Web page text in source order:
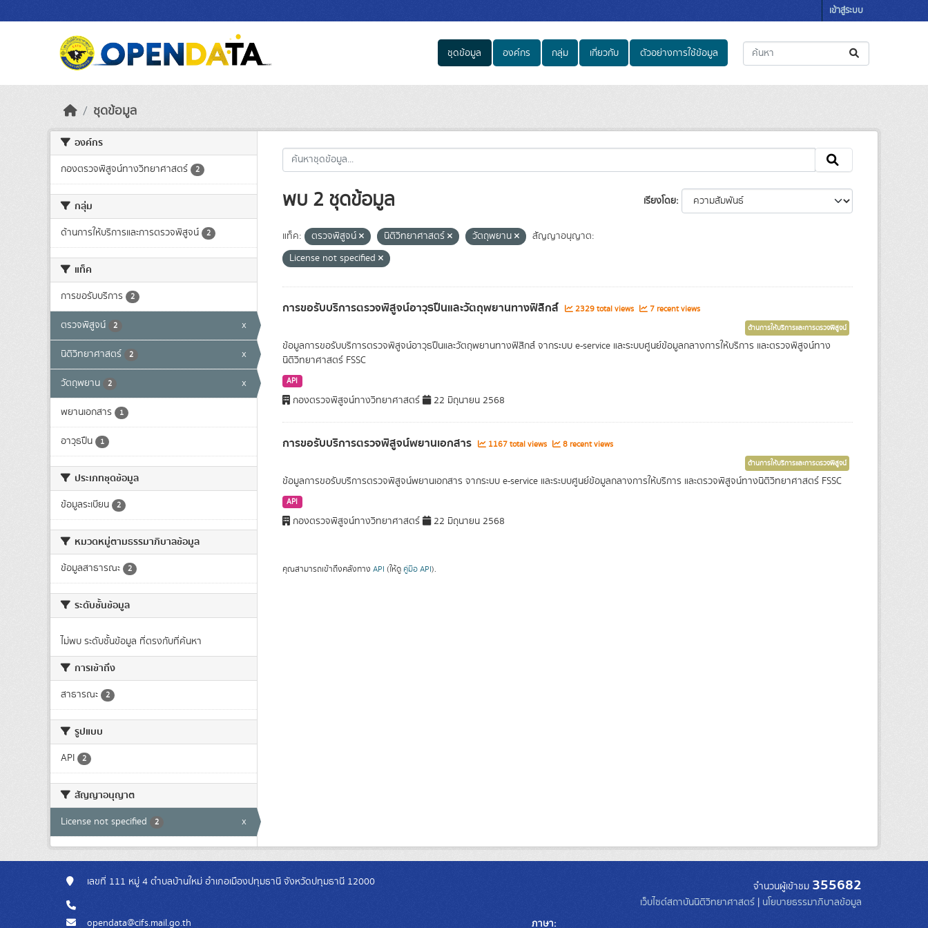
เข้าสู่ระบบ
ชุดข้อมูล องค์กร กลุ่ม เกี่ยวกับ ตัวอย่างการใช้ข้อมูล
ชุดข้อมูล
องค์กร
กองตรวจพิสูจน์ทางวิทยาศาสตร์ 2
กลุ่ม
ด้านการให้บริการและการตรวจพิสูจน์ 2
แท็ค
การขอรับบริการ 2
ตรวจพิสูจน์ 2 x
นิติวิทยาศาสตร์ 2 x
วัตถุพยาน 2 x
พยานเอกสาร 1
อาวุธปืน 1
ประเภทชุดข้อมูล
ข้อมูลระเบียน 2
หมวดหมู่ตามธรรมาภิบาลข้อมูล
ข้อมูลสาธารณะ 2
ระดับชั้นข้อมูล
ไม่พบ ระดับชั้นข้อมูล ที่ตรงกับที่ค้นหา
การเข้าถึง
สาธารณะ 2
รูปแบบ
API 2
สัญญาอนุญาต
License not specified 2 x
เรียงโดย
พบ 2 ชุดข้อมูล
แท็ค: ตรวจพิสูจน์ นิติวิทยาศาสตร์ วัตถุพยาน
สัญญาอนุญาต:
License not specified
การขอรับบริการตรวจพิสูจน์อาวุธปืนและวัตถุพยานทางฟิสิกส์ 2329 total views 7 recent views
ด้านการให้บริการและการตรวจพิสูจน์
ข้อมูลการขอรับบริการตรวจพิสูจน์อาวุธปืนและวัตถุพยานทางฟิสิกส์ จากระบบ e-service และระบบศูนย์ข้อมูลกลางการให้บริการ และตรวจพิสูจน์ทาง
นิติวิทยาศาสตร์ FSSC
API
กองตรวจพิสูจน์ทางวิทยาศาสตร์ 22 มิถุนายน 2568
การขอรับบริการตรวจพิสูจน์พยานเอกสาร 1167 total views 8 recent views
ด้านการให้บริการและการตรวจพิสูจน์
ข้อมูลการขอรับบริการตรวจพิสูจน์พยานเอกสาร จากระบบ e-service และระบบศูนย์ข้อมูลกลางการให้บริการ และตรวจพิสูจน์ทางนิติวิทยาศาสตร์ FSSC
API
กองตรวจพิสูจน์ทางวิทยาศาสตร์ 22 มิถุนายน 2568
คุณสามารถเข้าถึงคลังทาง API (ให้ดู คู่มือ API).
เลขที่ 111 หมู่ 4 ตำบลบ้านใหม่ อำเภอเมืองปทุมธานี จังหวัดปทุมธานี 12000
opendata@cifs.mail.go.th
จำนวนผู้เข้าชม 355682
เว็บไซต์สถาบันนิติวิทยาศาสตร์ | นโยบายธรรมาภิบาลข้อมูล
ภาษา